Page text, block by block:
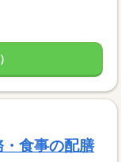
食事の配膳